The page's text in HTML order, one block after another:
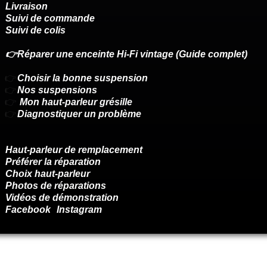
Livraison
Suivi de commande
Suivi de colis
👉Réparer une enceinte Hi-Fi vintage (Guide complet)
👉 Choisir la bonne suspension
👉 Nos suspensions
👉 Mon haut-parleur grésille
👉 Diagnostiquer un problème
Haut-parleur de remplacement
Préférer la réparation
Choix haut-parleur
Photos de réparations
Vidéos de démonstration
Facebook Instagram